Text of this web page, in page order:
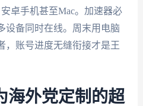
卓手机甚至Mac。加速器必
设备同时在线。周末用电脑
，账号进度无缝衔接才是王
海外党定制的超